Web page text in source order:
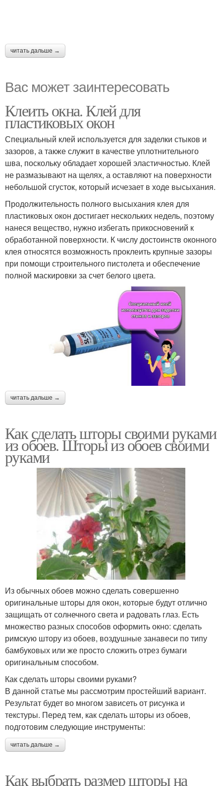
читать дальше →
Вас может заинтересовать
Клеить окна. Клей для
пластиковых окон
Специальный клей используется для заделки стыков и
зазоров, а также служит в качестве уплотнительного
шва, поскольку обладает хорошей эластичностью. Клей
не размазывают на щелях, а оставляют на поверхности
небольшой сгусток, который исчезает в ходе высыхания.
Продолжительность полного высыхания клея для
пластиковых окон достигает нескольких недель, поэтому
нанеся вещество, нужно избегать прикосновений к
обработанной поверхности. К числу достоинств оконного
клея относятся возможность проклеить крупные зазоры
при помощи строительного пистолета и обеспечение
полной маскировки за счет белого цвета.
читать дальше →
Как сделать шторы своими руками
из обоев. Шторы из обоев своими
руками
Из обычных обоев можно сделать совершенно
оригинальные шторы для окон, которые будут отлично
защищать от солнечного света и радовать глаз. Есть
множество разных способов оформить окно: сделать
римскую штору из обоев, воздушные занавеси по типу
бамбуковых или же просто сложить отрез бумаги
оригинальным способом.
Как сделать шторы своими руками?
В данной статье мы рассмотрим простейший вариант.
Результат будет во многом зависеть от рисунка и
текстуры. Перед тем, как сделать шторы из обоев,
подготовим следующие инструменты:
читать дальше →
Как выбрать размер шторы на